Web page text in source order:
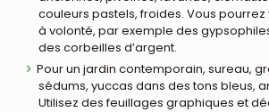
couleurs pastels, froides. Vous
à volonté, par exemple des
des corbeilles d’argent.
Pour un jardin contemporain, sureau,
sédums, yuccas dans des tons bleus,
Utilisez des feuillages graphiques et